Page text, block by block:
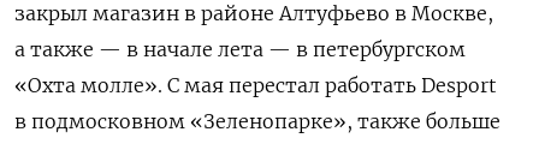
закрыл магазин в районе Алтуфьево в Москве,
а также — в начале лета — в петербургском
«Охта молле». С мая перестал работать Desport
в подмосковном «Зеленопарке», также больше